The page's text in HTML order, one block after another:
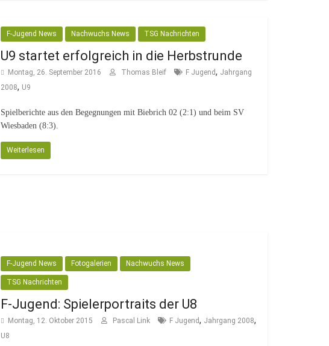
F-Jugend News Nachwuchs News TSG Nachrichten
U9 startet erfolgreich in die Herbstrunde
Montag, 26. September 2016 Thomas Bleif F Jugend, Jahrgang
2008, U9
Spielberichte aus den Begegnungen mit Biebrich 02 (2:1) und beim SV
Wiesbaden (8:3).
Weiterlesen
F-Jugend News Fotogalerien Nachwuchs News
TSG Nachrichten
F-Jugend: Spielerportraits der U8
Montag, 12. Oktober 2015 Pascal Link F Jugend, Jahrgang 2008,
U8